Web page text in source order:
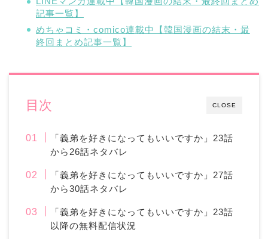
記事一覧】
めちゃコミ・comico連載中【韓国漫画の結末・最
終回まとめ記事一覧】
CLOSE
目次
「義弟を好きになってもいいですか」23話
から26話ネタバレ
「義弟を好きになってもいいですか」27話
から30話ネタバレ
「義弟を好きになってもいいですか」23話
以降の無料配信状況